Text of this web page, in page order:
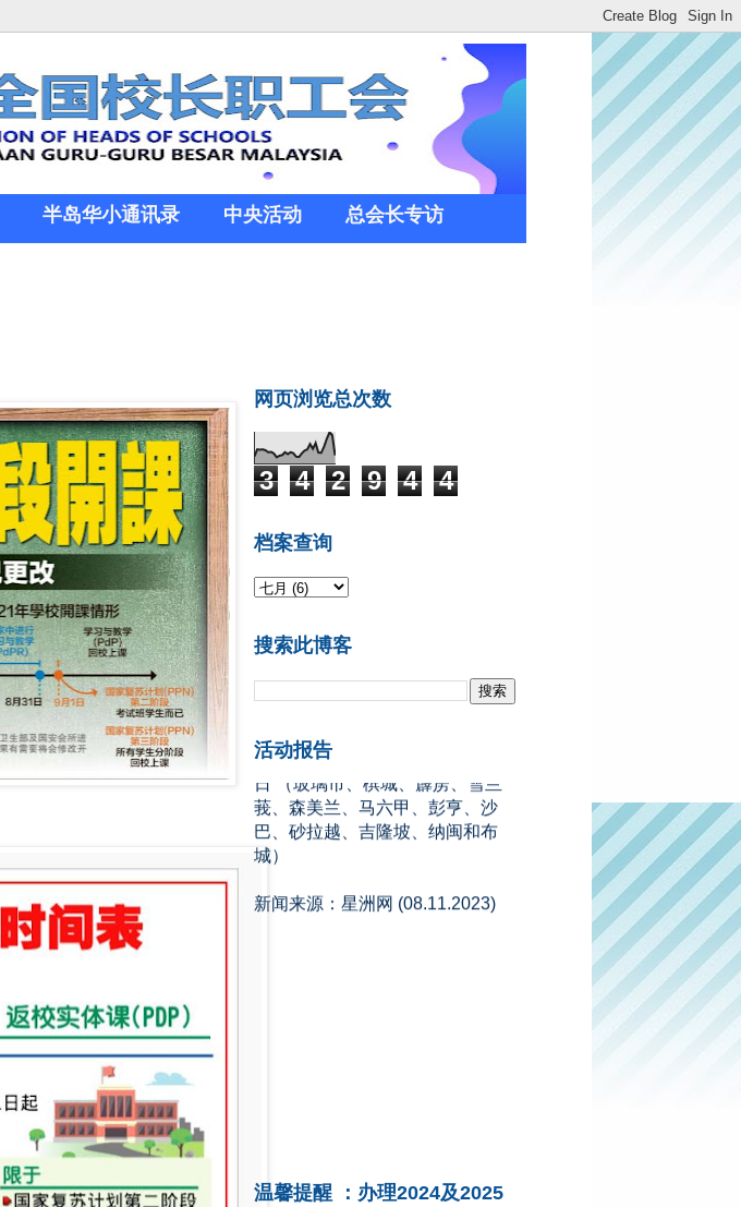
半岛华小通讯录 中央活动 总会长专访
网页浏览总次数
3 4 2 9 4 4
档案查询
搜索此博客
活动报告
2024年开斋节学校假期
日 （柔佛、吉打、吉兰丹、登嘉
日 （玻璃市、槟城、霹雳、雪兰
莪、森美兰、马六甲、彭亨、沙
巴、砂拉越、吉隆坡、纳闽和布
城）
新闻来源：星洲网 (08.11.2023)
温馨提醒 ：办理2024及2025